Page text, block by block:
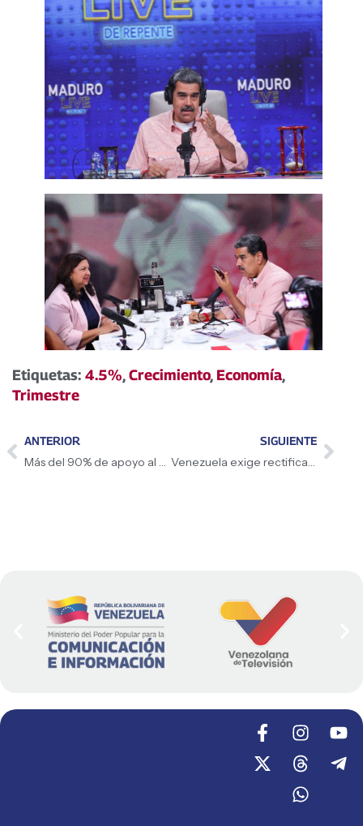
Etiquetas: 4.5%,Crecimiento, Economía,
Trimestre
ANTERIOR
Más del 90% de apoyo al estado Guayana Esequiba
SIGUIENTE
Venezuela exige rectificación y cese de patrañas contra su industria energética